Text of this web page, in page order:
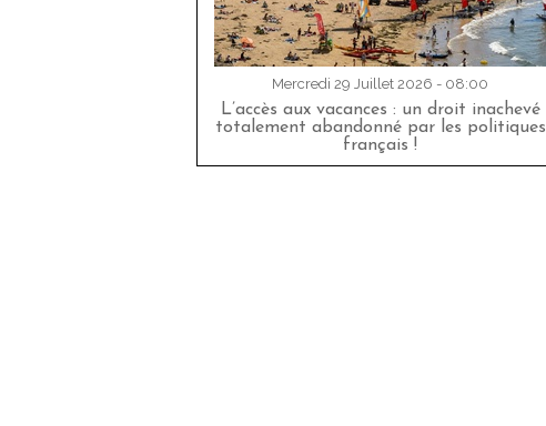
Mercredi 29 Juillet 2026 - 08:00
L’accès aux vacances : un droit inachevé
totalement abandonné par les politiques
français !